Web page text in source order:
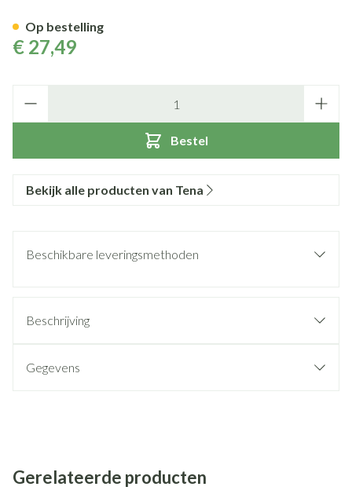
€ 27,49
Bestel
Op bestelling
Bekijk alle producten van Tena
Beschikbare leveringsmethoden
Beschrijving
Gegevens
Gerelateerde producten